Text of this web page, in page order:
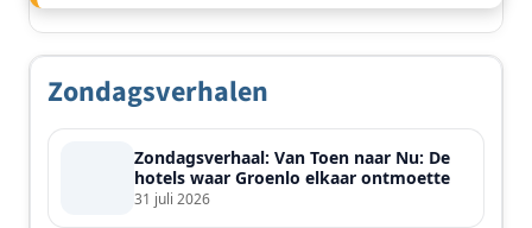
Zondagsverhalen
Zondagsverhaal: Van Toen naar Nu: De
hotels waar Groenlo elkaar ontmoette
31 juli 2026